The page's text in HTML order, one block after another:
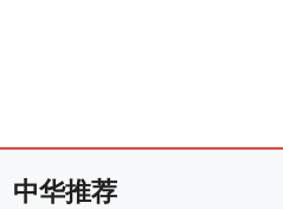
中华推荐